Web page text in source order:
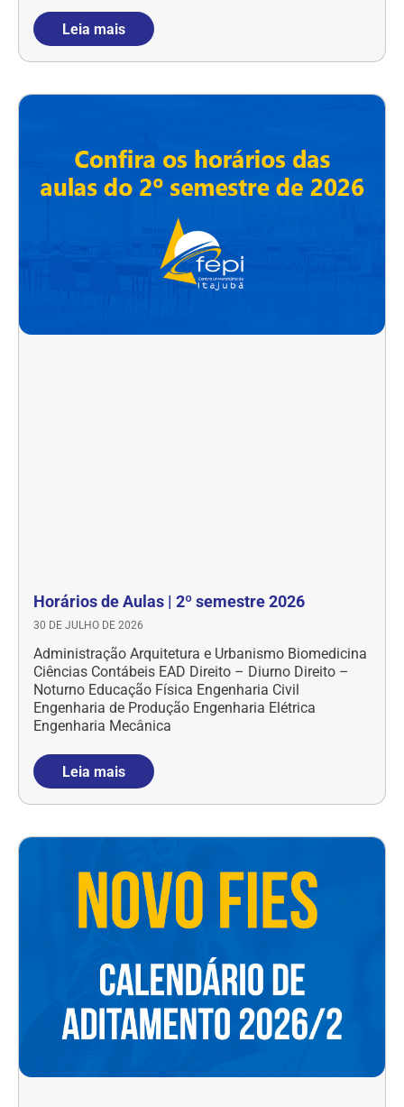
Leia mais
Horários de Aulas | 2º semestre 2026
30 DE JULHO DE 2026
Administração Arquitetura e Urbanismo Biomedicina
Ciências Contábeis EAD Direito – Diurno Direito –
Noturno Educação Física Engenharia Civil
Engenharia de Produção Engenharia Elétrica
Engenharia Mecânica
Leia mais